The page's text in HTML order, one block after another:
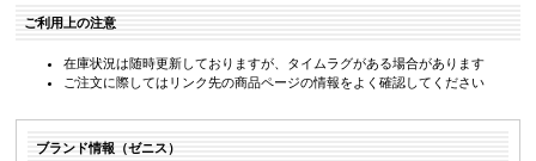
ご利用上の注意
在庫状況は随時更新しておりますが、タイムラグがある場合があります
ご注文に際してはリンク先の商品ページの情報をよく確認してください
ブランド情報（ゼニス）